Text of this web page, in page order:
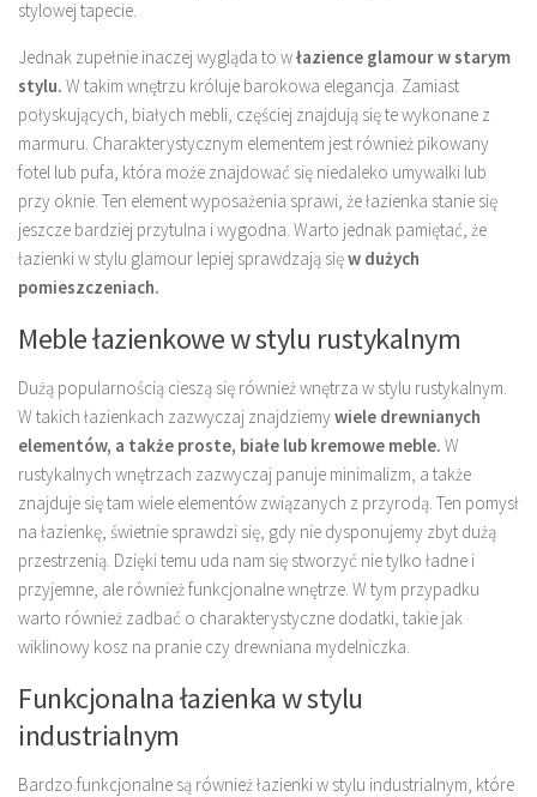
stylowej tapecie.
Jednak zupełnie inaczej wygląda to włazience glamour w starym
stylu. W takim wnętrzu króluje barokowa elegancja. Zamiast
połyskujących, białych mebli, częściej znajdują się te wykonane z
marmuru. Charakterystycznym elementem jest również pikowany
fotel lub pufa, która może znajdować się niedaleko umywalki lub
przy oknie. Ten element wyposażenia sprawi, że łazienka stanie się
jeszcze bardziej przytulna i wygodna. Warto jednak pamiętać, że
łazienki w stylu glamour lepiej sprawdzają sięw dużych
pomieszczeniach.
Meble łazienkowe w stylu rustykalnym
Dużą popularnością cieszą się również wnętrza w stylu rustykalnym.
W takich łazienkach zazwyczaj znajdziemywiele drewnianych
elementów, a także proste, białe lub kremowe meble. W
rustykalnych wnętrzach zazwyczaj panuje minimalizm, a także
znajduje się tam wiele elementów związanych z przyrodą. Ten pomysł
na łazienkę, świetnie sprawdzi się, gdy nie dysponujemy zbyt dużą
przestrzenią. Dzięki temu uda nam się stworzyć nie tylko ładne i
przyjemne, ale również funkcjonalne wnętrze. W tym przypadku
warto również zadbać o charakterystyczne dodatki, takie jak
wiklinowy kosz na pranie czy drewniana mydelniczka.
Funkcjonalna łazienka w stylu
industrialnym
Bardzo funkcjonalne są również łazienki w stylu industrialnym, które